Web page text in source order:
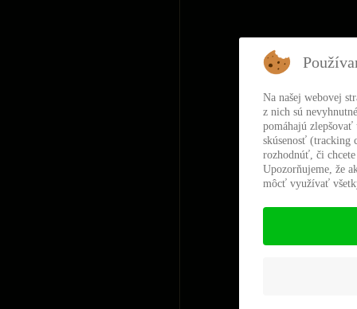
Na našej webovej
z nich sú
pomáhajú
skúsenosť (tracking
rozhodnúť, či
Upozorňujeme, že
môcť využívať